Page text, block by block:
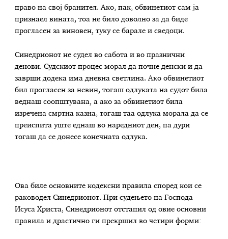
право на свој бранител. Ако, пак, обвинетиот сам ја
признаел вината, тоа не било доволно за да биде
прогласен за виновен, туку се барале и сведоци.
Синедрионот не судел во сабота и во празнични
денови. Судскиот процес морал да почне денски и да
заврши додека има дневна светлина. Ако обвинетиот
бил прогласен за невин, тогаш одлуката на судот била
веднаш соопштувана, а ако за обвинетиот била
изречена смртна казна, тогаш таа одлука морала да се
преиспита уште еднаш во наредниот ден, па дури
тогаш да се донесе конечната одлука.
Ова биле основните кодексни правила според кои се
раководел Синедрионот. При судењето на Господа
Исуса Христа, Синедрионот отстапил од овие основни
правила и драстично ги прекршил во четири форми: